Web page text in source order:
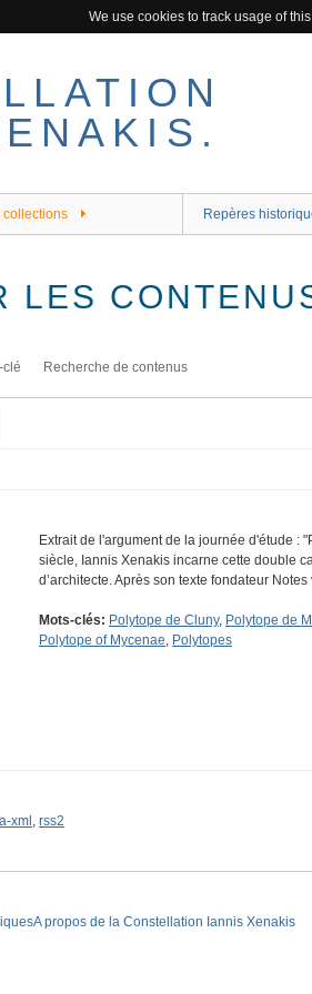
We use cookies to track usage of
collections Repères
LES
clé Recherche de contenus
Extrait de l'argument de la journée d'étude :
siècle, Iannis Xenakis incarne cette double
d’architecte. Après son texte fondateur
Mots-clés: Polytope de Cluny, Polytope de
Polytope of Mycenae, Polytopes
xml , rss2
A propos de la Constellation Iannis Xenakis